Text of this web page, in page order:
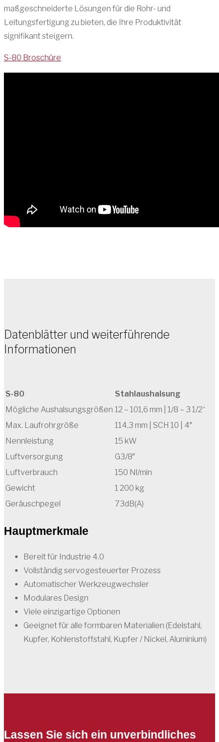
maßgeschneiderte Lösungen für die Rohr- und
Leitungsfertigung zu bieten, die Ihre Produktivität
signifikant steigern.
S-80 Broschüre
Datenblätter und weiterführende
Informationen
S-80
Stahlaushalsung
Mögliche Aushalsungsgrößen 12 – 101,6 mm | 1/8 – 3 1/2“
Max. Laufrohrgröße
114,3 mm | SCH 10 | 4″
Nennleistung
15 kW
Luftversorgung
G3/8″
Luftverbrauch
150 Nl/min
Gewicht
1 200 kg
Geräuschpegel
73dB(A)
Hauptmerkmale
Bereit für Industrie 4.0
Vollständig servogesteuerter Prozess
Automatischer Werkzeugwechsler
Modulares Design
Viele einzigartige Optionen
Geeignet für alle formbaren Materialien (Edelstahl,
Kupfer, Kohlenstoffstahl, Kupfer / Nickel, Aluminium)
Lassen Sie sich ein unverbindliches